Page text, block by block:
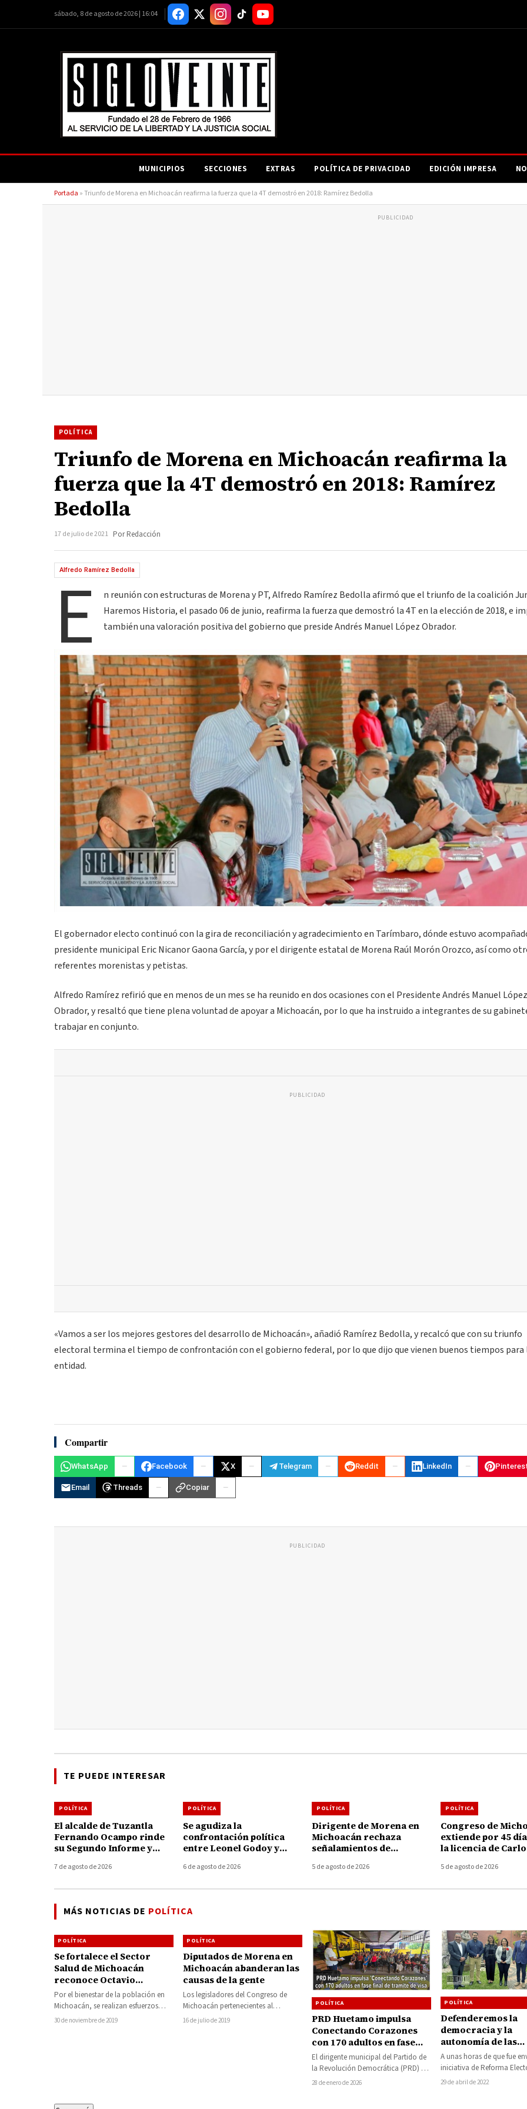
sábado, 8 de agosto de 2026 | 16:04
MUNICIPIOS SECCIONES EXTRAS POLÍTICA DE PRIVACIDAD EDICIÓN IMPRESA
Portada »Triunfo de Morena en Michoacán reafirma la fuerza que la 4T demostró en 2018: Ramírez Bedolla
PUBLICIDAD
POLÍTICA
Triunfo de Morena en Michoacán reafirma la
fuerza que la 4T demostró en 2018: Ramírez
Bedolla
17 de julio de 2021 Por Redacción
Alfredo Ramírez Bedolla
E
n reunión con estructuras de Morena y PT, Alfredo Ramírez Bedolla afirmó que el triunfo de la coalición
Haremos Historia, el pasado 06 de junio, reafirma la fuerza que demostró la 4T en la elección de 2018, e
también una valoración positiva del gobierno que preside Andrés Manuel López Obrador.
El gobernador electo continuó con la gira de reconciliación y agradecimiento en Tarímbaro, dónde estuvo
presidente municipal Eric Nicanor Gaona García, y por el dirigente estatal de Morena Raúl Morón Orozco, así como
referentes morenistas y petistas.
Alfredo Ramírez refirió que en menos de un mes se ha reunido en dos ocasiones con el Presidente Andrés Manuel López
Obrador, y resaltó que tiene plena voluntad de apoyar a Michoacán, por lo que ha instruido a integrantes de su
trabajar en conjunto.
PUBLICIDAD
«Vamos a ser los mejores gestores del desarrollo de Michoacán», añadió Ramírez Bedolla, y recalcó que con su triunfo
electoral termina el tiempo de confrontación con el gobierno federal, por lo que dijo que vienen buenos tiempos para
entidad.
Compartir
WhatsApp Facebook X Telegram Reddit LinkedIn
Email Threads Copiar
PUBLICIDAD
TE PUEDE INTERESAR
POLÍTICA
El alcalde de Tuzantla
Fernando Ocampo rinde
su Segundo Informe y
caminos, obras, campo y
7 de agosto de 2026
POLÍTICA
Se agudiza la
confrontación política
entre Leonel Godoy y
acusaciones y anuncian
6 de agosto de 2026
POLÍTICA
Dirigente de Morena en
Michoacán rechaza
señalamientos de
pide no politizar asesinato
5 de agosto de 2026
POLÍTICA
Congreso de
extiende por 45
la licencia de
FGE
5 de agosto de 2026
MÁS NOTICIAS DE POLÍTICA
POLÍTICA
Se fortalece el Sector
Salud de Michoacán
reconoce Octavio
Ocampo
Por el bienestar de la población en
Michoacán, se realizan esfuerzos
importantes para fortalecer al Sector
30 de noviembre de 2019
POLÍTICA
Diputados de Morena en
Michoacán abanderan las
causas de la gente
Los legisladores del Congreso de
Michoacán pertenecientes al
Movimiento de Regeneración
16 de julio de 2019
POLÍTICA
PRD Huetamo impulsa
Conectando Corazones
con 170 adultos en fase
final de trámite de visa
El dirigente municipal del Partido de
la Revolución Democrática (PRD) en
Huetamo, Salvador Jaimes Sánchez,
28 de enero de 2026
POLÍTICA
Defenderemos la
democracia y la
autonomía de las
instituciones, no
reforma electoral
Morena: Diputados
A unas horas de que fue
iniciativa de Reforma
ejecutivo federal a la
29 de abril de 2022